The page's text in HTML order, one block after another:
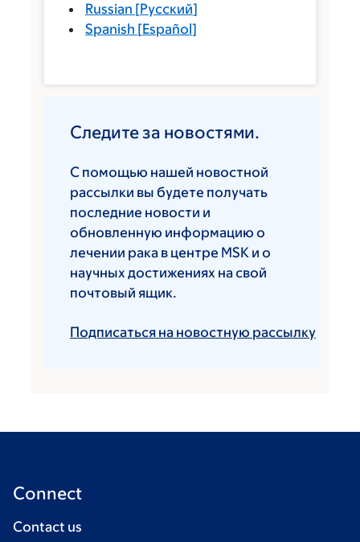
Russian [Русский]
Spanish [Español]
Следите за новостями.
С помощью нашей новостной
рассылки вы будете получать
последние новости и
обновленную информацию о
лечении рака в центре MSK и о
научных достижениях на свой
почтовый ящик.
Подписаться на новостную рассылку
Connect
Contact us